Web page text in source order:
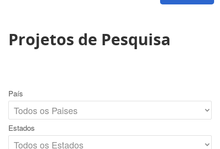
Projetos de Pesquisa
País
Estados